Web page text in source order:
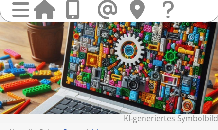
Anrufen
Mail
finden
Sie
uns
&
KI‑generiertes Symbolbild